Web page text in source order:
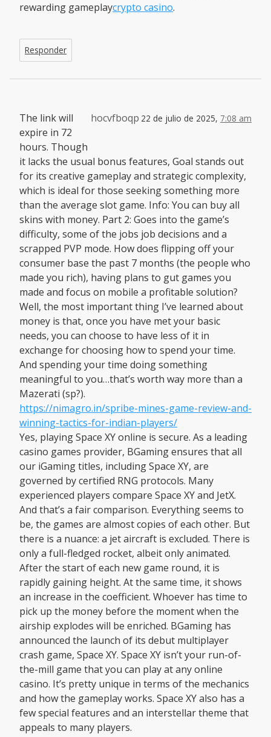
rewarding gameplaycrypto casino.
Responder
hocvfboqp 22 de julio de 2025, 7:08 am
The link will
expire in 72
hours. Though
it lacks the usual bonus features, Goal stands out
for its creative gameplay and strategic complexity,
which is ideal for those seeking something more
than the average slot game. Info: You can buy all
skins with money. Part 2: Goes into the game’s
difficulty, some of the jobs job decisions and a
scrapped PVP mode. How does flipping off your
consumer base the past 7 months (the people who
made you rich), having plans to gut games you
made and focus on mobile a profitable solution?
Well, the most important thing I’ve learned about
money is that, once you have met your basic
needs, you can choose to have less of it in
exchange for choosing how to spend your time.
And spending your time doing something
meaningful to you…that’s worth way more than a
Mazerati (sp?).
https://nimagro.in/spribe-mines-game-review-and-
winning-tactics-for-indian-players/
Yes, playing Space XY online is secure. As a leading
casino games provider, BGaming ensures that all
our iGaming titles, including Space XY, are
governed by certified RNG protocols. Many
experienced players compare Space XY and JetX.
And that’s a fair comparison. Everything seems to
be, the games are almost copies of each other. But
there is a nuance: a jet aircraft is excluded. There is
only a full-fledged rocket, albeit only animated.
After the start of each new game round, it is
rapidly gaining height. At the same time, it shows
an increase in the coefficient. Whoever has time to
pick up the money before the moment when the
airship explodes will be enriched. BGaming has
announced the launch of its debut multiplayer
crash game, Space XY. Space XY isn’t your run-of-
the-mill game that you can play at any online
casino. It’s pretty unique in terms of the mechanics
and how the gameplay works. Space XY also has a
few special features and an interstellar theme that
appeals to many players.